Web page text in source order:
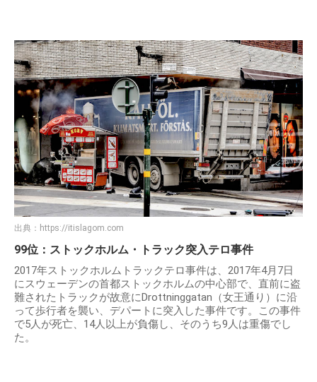
出典： https://itislagom.com
99位：ストックホルム・トラック突入テロ事件
2017年ストックホルムトラックテロ事件は、2017年4月7日
にスウェーデンの首都ストックホルムの中心部で、直前に盗
難されたトラックが故意にDrottninggatan（女王通り）に沿
って歩行者を襲い、デパートに突入した事件です。この事件
で5人が死亡、14人以上が負傷し、そのうち9人は重傷でし
た。